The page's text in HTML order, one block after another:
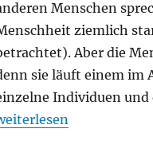
Menschen
ziemlich
Aber die
sie läuft einem im
Individuen